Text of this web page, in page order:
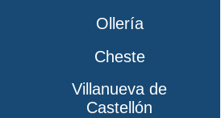
Ollería
Cheste
Villanueva de
Castellón